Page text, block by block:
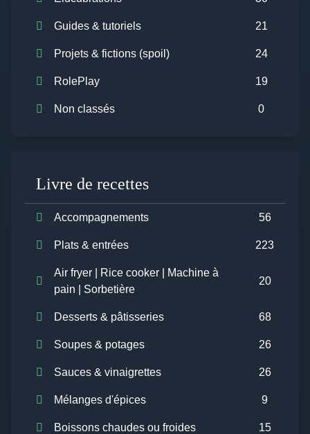
Guides & tutoriels 21
Projets & fictions (spoil) 24
RolePlay 19
Non classés 0
Livre de recettes
Accompagnements 56
Plats & entrées 223
Air fryer | Rice cooker | Machine à
pain | Sorbetière
20
Desserts & pâtisseries 68
Soupes & potages 26
Sauces & vinaigrettes 26
Mélanges d'épices 9
Boissons chaudes ou froides 15